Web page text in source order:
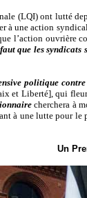
(LQI) ont lutté
à une action
l’action ouvrière
que les
politique
et Liberté], qui
cherchera à
à une lutte pour
Un